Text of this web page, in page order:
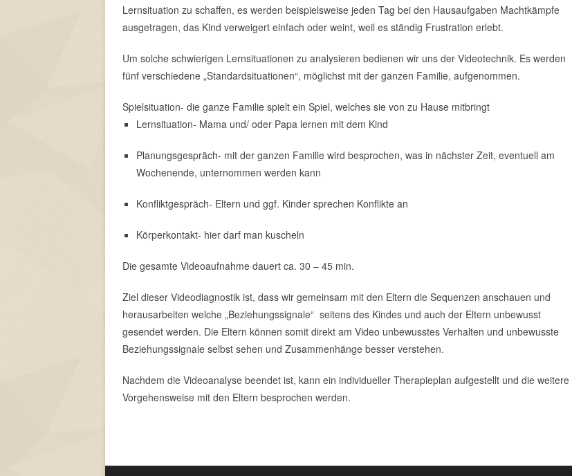
Lernsituation zu schaffen, es werden beispielsweise jeden Tag bei den Hausaufgaben Machtkämpfe
ausgetragen, das Kind verweigert einfach oder weint, weil es ständig Frustration erlebt.
Um solche schwierigen Lernsituationen zu analysieren bedienen wir uns der Videotechnik. Es werden
fünf verschiedene „Standardsituationen“, möglichst mit der ganzen Familie, aufgenommen.
Spielsituation- die ganze Familie spielt ein Spiel, welches sie von zu Hause mitbringt
Lernsituation- Mama und/ oder Papa lernen mit dem Kind
Planungsgespräch- mit der ganzen Familie wird besprochen, was in nächster Zeit, eventuell am
Wochenende, unternommen werden kann
Konfliktgespräch- Eltern und ggf. Kinder sprechen Konflikte an
Körperkontakt- hier darf man kuscheln
Die gesamte Videoaufnahme dauert ca. 30 – 45 min.
Ziel dieser Videodiagnostik ist, dass wir gemeinsam mit den Eltern die Sequenzen anschauen und
herausarbeiten welche „Beziehungssignale“ seitens des Kindes und auch der Eltern unbewusst
gesendet werden. Die Eltern können somit direkt am Video unbewusstes Verhalten und unbewusste
Beziehungssignale selbst sehen und Zusammenhänge besser verstehen.
Nachdem die Videoanalyse beendet ist, kann ein individueller Therapieplan aufgestellt und die weitere
Vorgehensweise mit den Eltern besprochen werden.